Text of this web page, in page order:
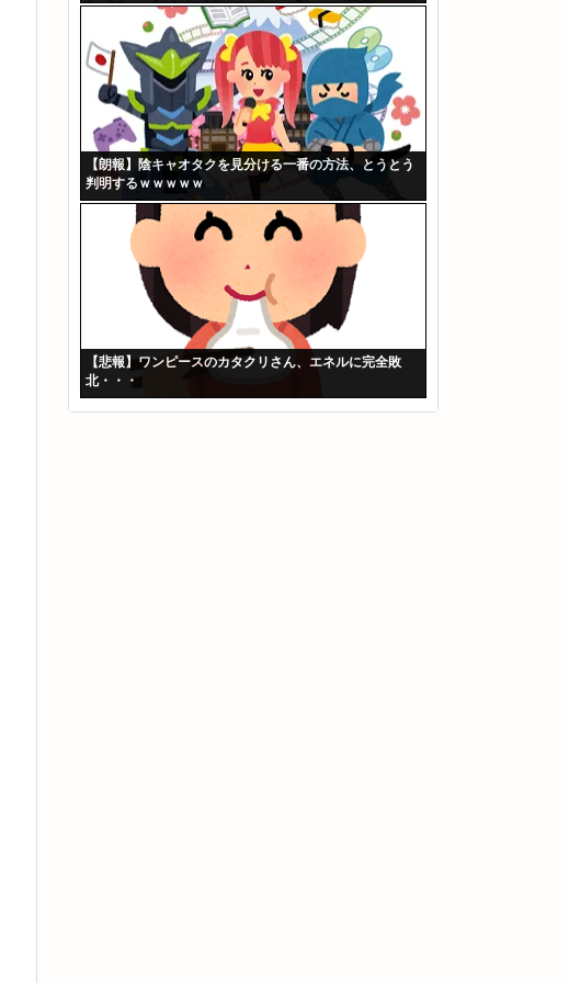
【朗報】陰キャオタクを見分ける一番の方法、とうとう
判明するｗｗｗｗｗ
【悲報】ワンピースのカタクリさん、エネルに完全敗
北・・・